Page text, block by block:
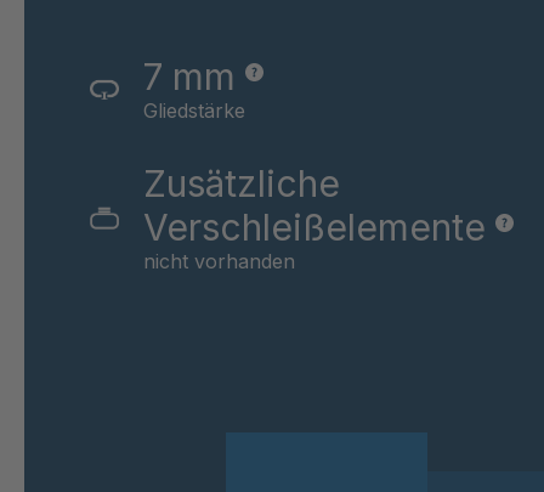
7 mm
Gliedstärke
Zusätzliche
Verschleißelemente
nicht vorhanden